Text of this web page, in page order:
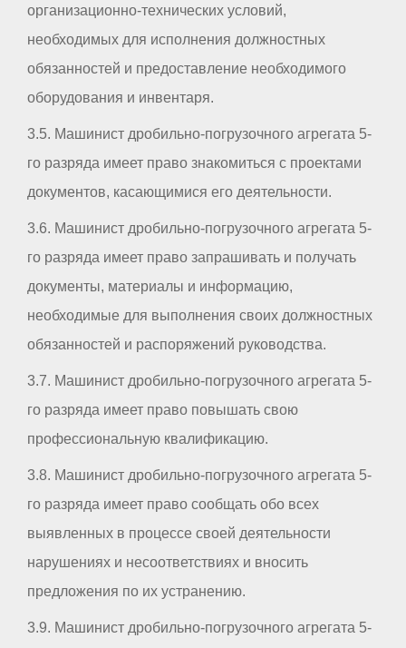
организационно-технических условий,
необходимых для исполнения должностных
обязанностей и предоставление необходимого
оборудования и инвентаря.
3.5. Машинист дробильно-погрузочного агрегата 5-
го разряда имеет право знакомиться с проектами
документов, касающимися его деятельности.
3.6. Машинист дробильно-погрузочного агрегата 5-
го разряда имеет право запрашивать и получать
документы, материалы и информацию,
необходимые для выполнения своих должностных
обязанностей и распоряжений руководства.
3.7. Машинист дробильно-погрузочного агрегата 5-
го разряда имеет право повышать свою
профессиональную квалификацию.
3.8. Машинист дробильно-погрузочного агрегата 5-
го разряда имеет право сообщать обо всех
выявленных в процессе своей деятельности
нарушениях и несоответствиях и вносить
предложения по их устранению.
3.9. Машинист дробильно-погрузочного агрегата 5-